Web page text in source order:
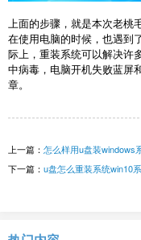
上面的步骤，就是本次老桃
在使用电脑的时候，也遇到
际上，重装系统可以解决许
中病毒，电脑开机失败蓝屏
章。
上一篇： 怎么样用u盘装windows
下一篇： u盘怎么重装系统win10